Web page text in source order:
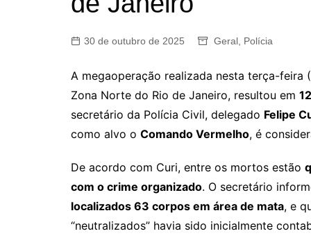
30 de outubro de 2025 Geral Polícia
A megaoperação realizada nesta terça-feira
Zona Norte do Rio de Janeiro, resultou em
secretário da Polícia Civil, delegado Felipe
como alvo o Comando Vermelho, é
De acordo com Curi, entre os mortos estão
com o crime organizado. O secretário
localizados 63 corpos em área de mata, e
“neutralizados” havia sido inicialmente